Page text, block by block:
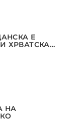
Е
ХРВАТСКА
НА